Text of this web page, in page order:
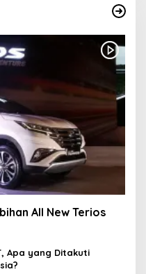
All New Terios
Apa yang Ditakuti